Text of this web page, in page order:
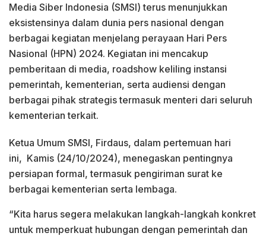
Media Siber Indonesia (SMSI) terus menunjukkan
eksistensinya dalam dunia pers nasional dengan
berbagai kegiatan menjelang perayaan Hari Pers
Nasional (HPN) 2024. Kegiatan ini mencakup
pemberitaan di media, roadshow keliling instansi
pemerintah, kementerian, serta audiensi dengan
berbagai pihak strategis termasuk menteri dari seluruh
kementerian terkait.
Ketua Umum SMSI, Firdaus, dalam pertemuan hari
ini, Kamis (24/10/2024), menegaskan pentingnya
persiapan formal, termasuk pengiriman surat ke
berbagai kementerian serta lembaga.
“Kita harus segera melakukan langkah-langkah konkret
untuk memperkuat hubungan dengan pemerintah dan